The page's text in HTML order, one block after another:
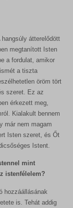
átterelődött
megtanított Isten
a fordulat, amikor
a tiszta
öröm tört
szeret. Ez az
érkezett meg,
Kialakult bennem
már nem magam
Isten szeret, és Őt
Istent.
mint
istenfélelem?
hozzáállásának
is. Tehát addig